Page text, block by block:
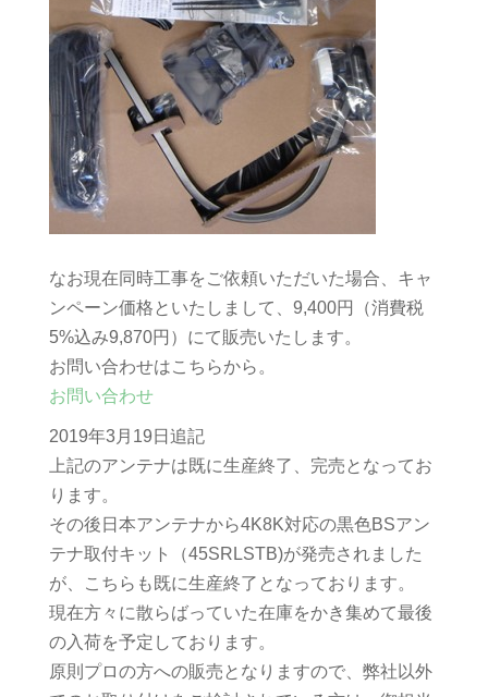
なお現在同時工事をご依頼いただいた場合、キャ
ンペーン価格といたしまして、9,400円（消費税
5%込み9,870円）にて販売いたします。
お問い合わせはこちらから。
お問い合わせ
2019年3月19日追記
上記のアンテナは既に生産終了、完売となってお
ります。
その後日本アンテナから4K8K対応の黒色BSアン
テナ取付キット（45SRLSTB)が発売されました
が、こちらも既に生産終了となっております。
現在方々に散らばっていた在庫をかき集めて最後
の入荷を予定しております。
原則プロの方への販売となりますので、弊社以外